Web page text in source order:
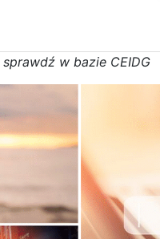
sprawdź w bazie CEIDG